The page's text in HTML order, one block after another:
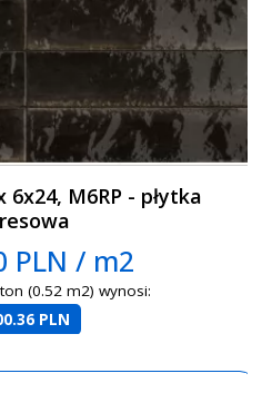
6x24, M6RP - płytka
PLN / m2
(0.52 m2) wynosi:
PLN